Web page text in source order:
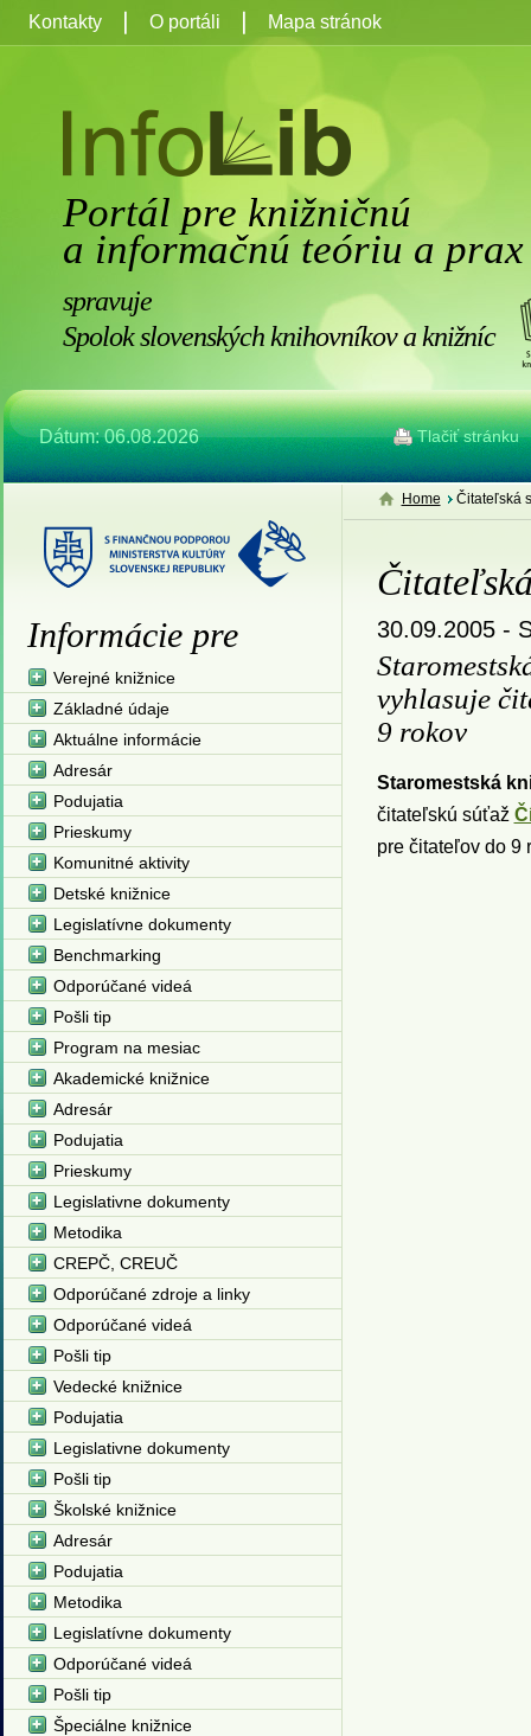
Portál pre knižničnú
a informačnú teóriu a prax
spravuje
Spolok slovenských knihovníkov a knižníc
Dátum: 06.08.2026 Tlačiť stránku
Kontakty O portáli Mapa stránok
Home Čitateľská
30.09.2005 -
vyhlasuje
9 rokov
Staromestská
čitateľskú súťaž
pre čitateľov do 9
Informácie pre
Verejné knižnice
Základné údaje
Aktuálne informácie
Adresár
Podujatia
Prieskumy
Komunitné aktivity
Detské knižnice
Legislatívne dokumenty
Benchmarking
Odporúčané videá
Pošli tip
Program na mesiac
Akademické knižnice
Adresár
Podujatia
Prieskumy
Legislativne dokumenty
Metodika
CREPČ, CREUČ
Odporúčané zdroje a linky
Odporúčané videá
Pošli tip
Vedecké knižnice
Podujatia
Legislativne dokumenty
Pošli tip
Školské knižnice
Adresár
Podujatia
Metodika
Legislatívne dokumenty
Odporúčané videá
Pošli tip
Špeciálne knižnice